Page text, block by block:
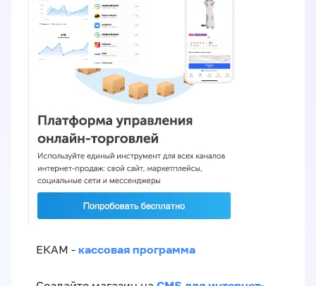
ЕКАМ - кассовая программа